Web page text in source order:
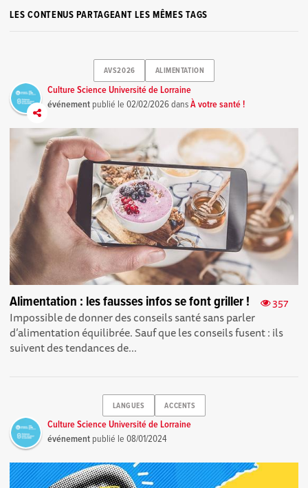
LES CONTENUS PARTAGEANT LES MÊMES TAGS
AVS2026 ALIMENTATION
Culture Science Université de Lorraine
événement publié le02/02/2026dansÀ votre santé !
357
Alimentation : les fausses infos se font griller !
Impossible de donner des conseils santé sans parler
d’alimentation équilibrée. Sauf que les conseils fusent : ils
suivent des tendances de...
LANGUES ACCENTS
Culture Science Université de Lorraine
événement publié le08/01/2024